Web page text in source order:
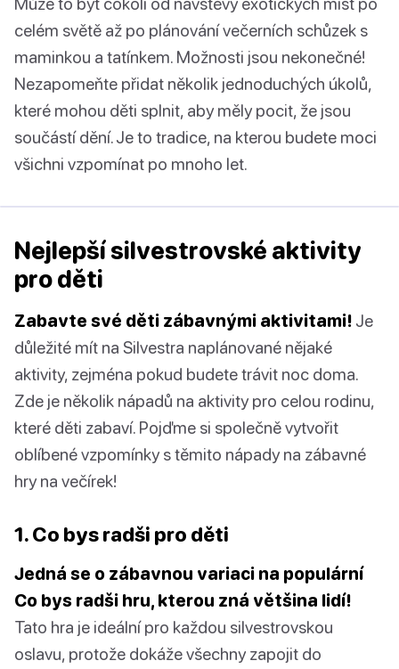
celém světě až po plánování večerních schůzek s
maminkou a tatínkem. Možnosti jsou nekonečné!
Nezapomeňte přidat několik jednoduchých úkolů,
které mohou děti splnit, aby měly pocit, že jsou
součástí dění. Je to tradice, na kterou budete moci
všichni vzpomínat po mnoho let.
Nejlepší silvestrovské aktivity
pro děti
Zabavte své děti zábavnými aktivitami! Je
důležité mít na Silvestra naplánované nějaké
aktivity, zejména pokud budete trávit noc doma.
Zde je několik nápadů na aktivity pro celou rodinu,
které děti zabaví. Pojďme si společně vytvořit
oblíbené vzpomínky s těmito nápady na zábavné
hry na večírek!
1. Co bys radši pro děti
Jedná se o zábavnou variaci na populární
Co bys radši hru, kterou zná většina lidí!
Tato hra je ideální pro každou silvestrovskou
oslavu, protože dokáže všechny zapojit do